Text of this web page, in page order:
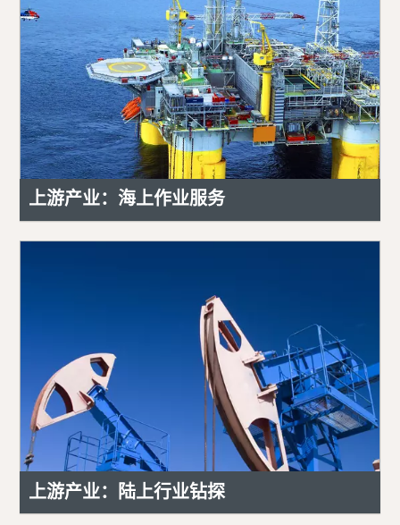
上游产业：海上作业服务
上游产业：陆上行业钻探